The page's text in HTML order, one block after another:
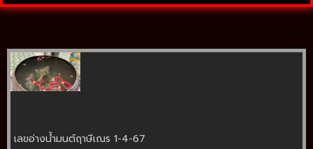
เลขอ่างน้ำมนต์ฤาษีเณร 1-4-67